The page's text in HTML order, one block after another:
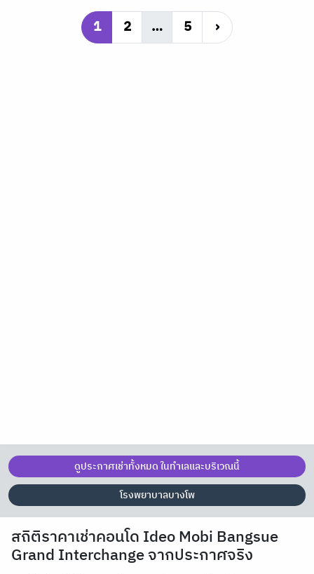
1 2 … 5 ›
ดูประกาศเช่าทั้งหมด ในทำเลและบริเวณนี้
โรงพยาบาลบางโพ
สถิติราคาเช่าคอนโด Ideo Mobi Bangsue
Grand Interchange จากประกาศจริง